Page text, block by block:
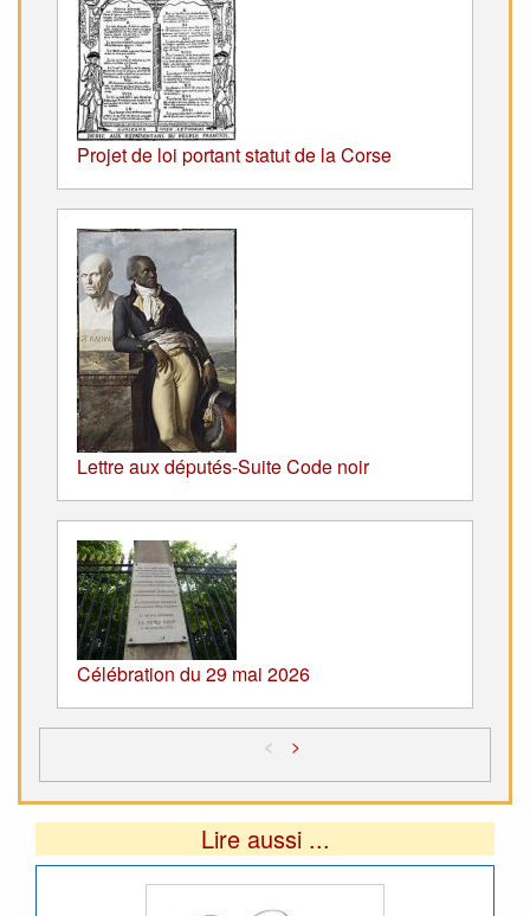
Projet de loi portant statut de la Corse
Lettre aux députés-Suite Code noir
Célébration du 29 mai 2026
< >
Lire aussi ...